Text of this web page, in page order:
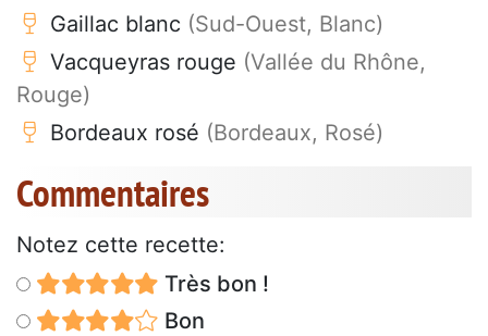
Gaillac blanc (Sud-Ouest, Blanc)
Vacqueyras rouge (Vallée du Rhône,
Rouge)
Bordeaux rosé (Bordeaux, Rosé)
Commentaires
Notez cette recette:
Très bon !
Bon